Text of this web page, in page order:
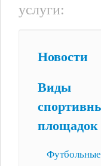
услуги:
Новости
Виды
площадок